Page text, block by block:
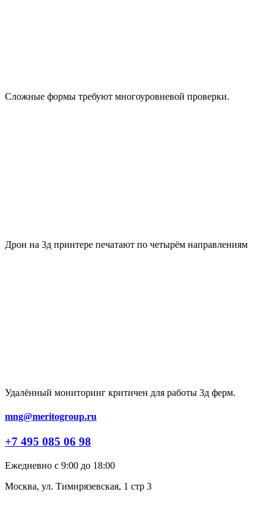
Сложные формы требуют многоуровневой проверки.
Дрон на 3д принтере печатают по четырём направлениям
Удалённый мониторинг критичен для работы 3д ферм.
mng@meritogroup.ru
+7 495 085 06 98
Ежедневно с 9:00 до 18:00
Москва, ул. Тимирязевская, 1 стр 3